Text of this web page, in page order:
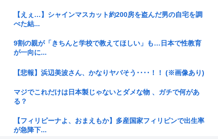
【えぇ…】シャインマスカット約200房を盗んだ男の自宅を調
べた結...
9割の親が「きちんと学校で教えてほしい」も…日本で性教育
が一向に...
【悲報】浜辺美波さん、かなりヤバそう････！！ (※画像あり)
マジでこれだけは日本製じゃないとダメな物 、ガチで何があ
る？
【フィリピーナよ、おまえもか】多産国家フィリピンで出生率
が急降下...